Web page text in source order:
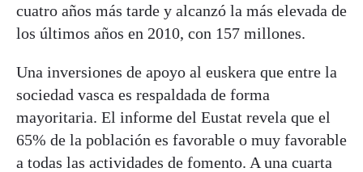
cuatro años más tarde y alcanzó la más elevada de
los últimos años en 2010, con 157 millones.
Una inversiones de apoyo al euskera que entre la
sociedad vasca es respaldada de forma
mayoritaria. El informe del Eustat revela que el
65% de la población es favorable o muy favorable
a todas las actividades de fomento. A una cuarta